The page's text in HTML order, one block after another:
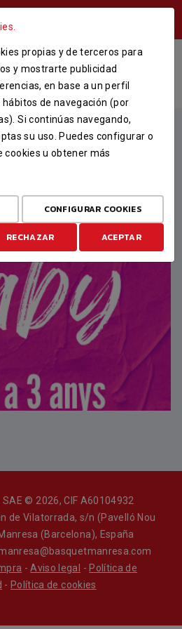
PARTIDOS
PRÓXIMOS PARTIDOS
© 2026, CIF A60104932
de Vilatorrada, s/n (Pavelló Nou
(Barcelona), España
-Aviso legal - Política de
- Política de cookies
propias y de terceros para
y mostrarte publicidad
en base a un perfil
de navegación (por
Si continúas navegando,
su uso. Puedes configurar o
cookies u obtener más
CONFIGURAR COOKIES
RECHAZAR ACEPTAR